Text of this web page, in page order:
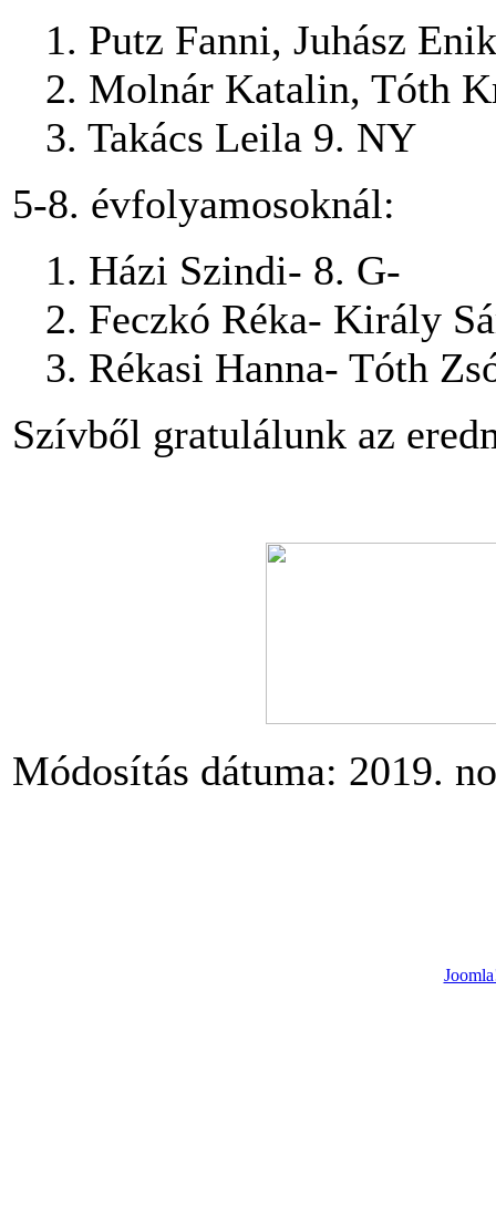
1. Putz Fanni, Juhász
2. Molnár Katalin, Tóth
3. Takács Leila 9. NY
5-8. évfolyamosoknál:
1. Házi Szindi- 8. G-
2. Feczkó Réka- Király
3. Rékasi Hanna- Tóth
Szívből gratulálunk az
Módosítás dátuma: 2019.